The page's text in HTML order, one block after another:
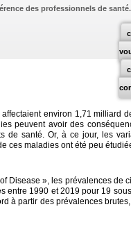
des professionnels de santé.
environ 1,71 milliard
peuvent avoir des
de santé. Or, à ce jour, les
ces maladies ont été peu
Disease », les prévalences de
entre 1990 et 2019 pour 19
à partir des prévalences